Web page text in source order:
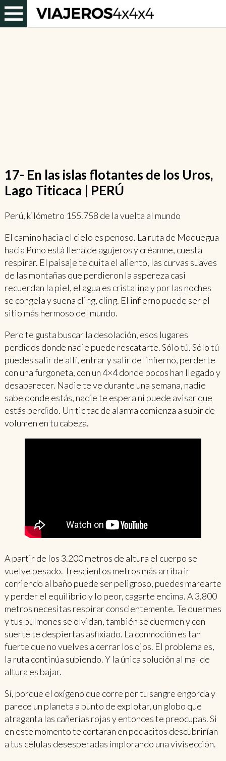
17- En las islas flotantes de los Uros,
Lago Titicaca | PERÚ
Perú, kilómetro 155.758 de la vuelta al mundo
El camino hacia el cielo es penoso. La ruta de Moquegua
hacia Puno está llena de agujeros y créanme, cuesta
respirar. El paisaje te quita el aliento, las curvas suaves
de las montañas que perdieron la aspereza casi
recuerdan la piel, el agua es cristalina y por las noches
se congela y suena cling, cling. El infierno puede ser el
sitio más hermoso del mundo.
Pero te gusta buscar la desolación, esos lugares
perdidos donde nadie puede rescatarte. Sólo tú. Sólo tú
puedes salir de allí, entrar y salir del infierno, perderte
con una furgoneta, con un 4×4 donde pocos han llegado y
desaparecer. Nadie te ve durante una semana, nadie
sabe donde estás, nadie te espera ni puede avisar que
estás perdido. Un tic tac de alarma comienza a subir de
volumen en tu cabeza.
A partir de los 3.200 metros de altura el cuerpo se
vuelve pesado. Trescientos metros más arriba ir
corriendo al baño puede ser peligroso, puedes marearte
y perder el equilibrio y lo peor, cagarte encima. A 3.800
metros necesitas respirar conscientemente. Te duermes
y tus pulmones se olvidan, también se duermen y con
suerte te despiertas asfixiado. La conmoción es tan
fuerte que no vuelves a cerrar los ojos. El problema es,
la ruta continúa subiendo. Y la única solución al mal de
altura es bajar.
Sí, porque el oxígeno que corre por tu sangre engorda y
parece un planeta a punto de explotar, un globo que
atraganta las cañerías rojas y entonces te preocupas. Si
en este momento te cortaran en pedacitos descubrirían
a tus células desesperadas implorando una vivisección.